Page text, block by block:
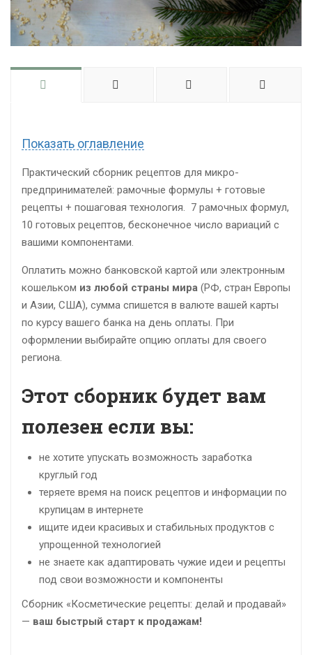
Показать оглавление
Практический сборник рецептов для микро-
предпринимателей: рамочные формулы + готовые
рецепты + пошаговая технология. 7 рамочных формул,
10 готовых рецептов, бесконечное число вариаций с
вашими компонентами.
Оплатить можно банковской картой или электронным
кошельком из любой страны мира (РФ, стран Европы
и Азии, США), сумма спишется в валюте вашей карты
по курсу вашего банка на день оплаты. При
оформлении выбирайте опцию оплаты для своего
региона.
Этот сборник будет вам
полезен если вы:
не хотите упускать возможность заработка
круглый год
теряете время на поиск рецептов и информации по
крупицам в интернете
ищите идеи красивых и стабильных продуктов с
упрощенной технологией
не знаете как адаптировать чужие идеи и рецепты
под свои возможности и компоненты
Сборник «Косметические рецепты: делай и продавай»
— ваш быстрый старт к продажам!